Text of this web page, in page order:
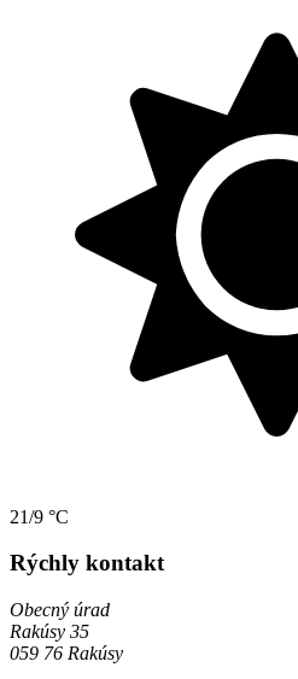
21/9 °C
Rýchly kontakt
Obecný úrad
Rakúsy 35
059 76 Rakúsy